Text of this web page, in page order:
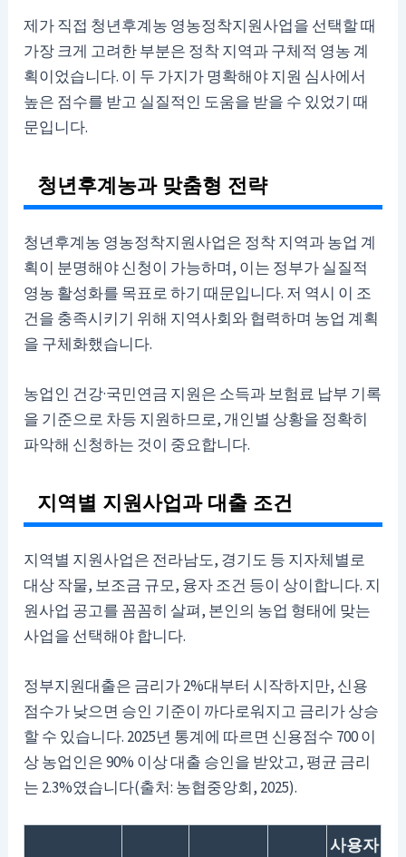
제가 직접 청년후계농 영농정착지원사업을 선택할 때
가장 크게 고려한 부분은 정착 지역과 구체적 영농 계
획이었습니다. 이 두 가지가 명확해야 지원 심사에서
높은 점수를 받고 실질적인 도움을 받을 수 있었기 때
문입니다.
청년후계농과 맞춤형 전략
청년후계농 영농정착지원사업은 정착 지역과 농업 계
획이 분명해야 신청이 가능하며, 이는 정부가 실질적
영농 활성화를 목표로 하기 때문입니다. 저 역시 이 조
건을 충족시키기 위해 지역사회와 협력하며 농업 계획
을 구체화했습니다.
농업인 건강·국민연금 지원은 소득과 보험료 납부 기록
을 기준으로 차등 지원하므로, 개인별 상황을 정확히
파악해 신청하는 것이 중요합니다.
지역별 지원사업과 대출 조건
지역별 지원사업은 전라남도, 경기도 등 지자체별로
대상 작물, 보조금 규모, 융자 조건 등이 상이합니다. 지
원사업 공고를 꼼꼼히 살펴, 본인의 농업 형태에 맞는
사업을 선택해야 합니다.
정부지원대출은 금리가 2%대부터 시작하지만, 신용
점수가 낮으면 승인 기준이 까다로워지고 금리가 상승
할 수 있습니다. 2025년 통계에 따르면 신용점수 700 이
상 농업인은 90% 이상 대출 승인을 받았고, 평균 금리
는 2.3%였습니다(출처: 농협중앙회, 2025).
사용자